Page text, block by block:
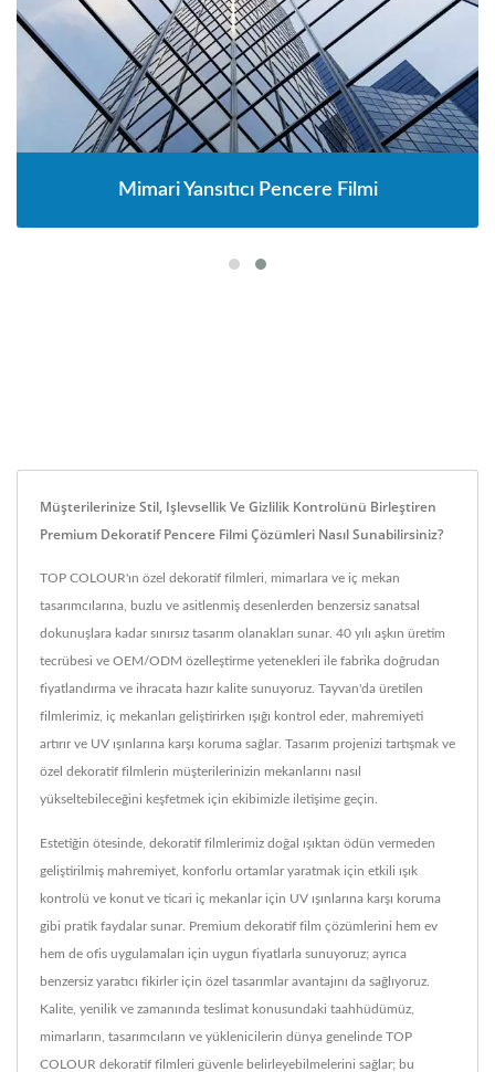
Mimari Yansıtıcı Pencere Filmi
Müşterilerinize Stil, Işlevsellik Ve Gizlilik Kontrolünü Birleştiren
Premium Dekoratif Pencere Filmi Çözümleri Nasıl Sunabilirsiniz?
TOP COLOUR'ın özel dekoratif filmleri, mimarlara ve iç mekan
tasarımcılarına, buzlu ve asitlenmiş desenlerden benzersiz sanatsal
dokunuşlara kadar sınırsız tasarım olanakları sunar. 40 yılı aşkın üretim
tecrübesi ve OEM/ODM özelleştirme yetenekleri ile fabrika doğrudan
fiyatlandırma ve ihracata hazır kalite sunuyoruz. Tayvan'da üretilen
filmlerimiz, iç mekanları geliştirirken ışığı kontrol eder, mahremiyeti
artırır ve UV ışınlarına karşı koruma sağlar. Tasarım projenizi tartışmak ve
özel dekoratif filmlerin müşterilerinizin mekanlarını nasıl
yükseltebileceğini keşfetmek için ekibimizle iletişime geçin.
Estetiğin ötesinde, dekoratif filmlerimiz doğal ışıktan ödün vermeden
geliştirilmiş mahremiyet, konforlu ortamlar yaratmak için etkili ışık
kontrolü ve konut ve ticari iç mekanlar için UV ışınlarına karşı koruma
gibi pratik faydalar sunar. Premium dekoratif film çözümlerini hem ev
hem de ofis uygulamaları için uygun fiyatlarla sunuyoruz; ayrıca
benzersiz yaratıcı fikirler için özel tasarımlar avantajını da sağlıyoruz.
Kalite, yenilik ve zamanında teslimat konusundaki taahhüdümüz,
mimarların, tasarımcıların ve yüklenicilerin dünya genelinde TOP
COLOUR dekoratif filmleri güvenle belirleyebilmelerini sağlar; bu